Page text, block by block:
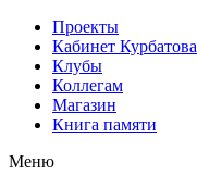
Проекты
Кабинет Курбатова
Клубы
Коллегам
Магазин
Книга памяти
Меню